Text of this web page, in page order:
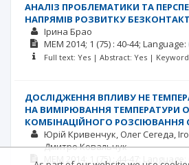
АНАЛІЗ ПРОБЛЕМАТИКИ ТА
НАПРЯМІВ РОЗВИТКУ
Ірина Брао
MEM 2014; 1 (75) : 40-44; Language:
Full text: Yes | Abstract: Yes |
ДОСЛІДЖЕННЯ ВПЛИВУ НЕ
НА ВИМІРЮВАННЯ ТЕМПЕРАТУРИ
КОМБІНАЦІЙНОГО РОЗСІЮВАННЯ
Юрій Кривенчук Олег Сегеда
Дмитро Ковальчук
MEM
2014; 1 (75) : 44-47; Language: